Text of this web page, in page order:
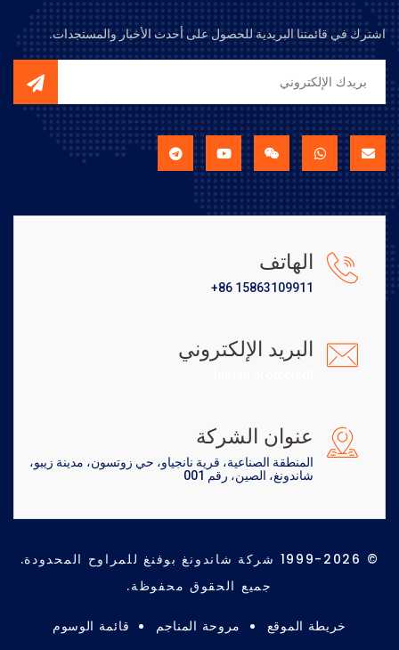
اشترك في قائمتنا البريدية للحصول على أحدث الأخبار والمستجدات.
الهاتف
+86 15863109911
البريد الإلكتروني
عنوان الشركة
المنطقة الصناعية، قرية نانجياو، حي زوتسون، مدينة زيبو،
شاندونغ، الصين، رقم 001
© 1999-2026 شركة شاندونغ بوفنغ للمراوح المحدودة.
جميع الحقوق محفوظة.
خريطة الموقع مروحة المناجم قائمة الوسوم